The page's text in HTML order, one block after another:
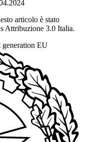
articolo è stato
Attribuzione 3.0 Italia.